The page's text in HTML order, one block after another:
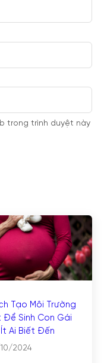
trong trình duyệt này
Tạo Môi Trường
Để Sinh Con Gái
Ít Ai Biết Đến
2024